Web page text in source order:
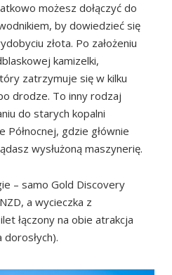
możesz dołączyć do
by dowiedzieć się
złota. Po założeniu
kamizelki,
zatrzymuje się w kilku
drodze. To inny rodzaj
do starych kopalni
Północnej, gdzie głównie
wysłużoną maszynerię.
– samo Gold Discovery
a wycieczka z
łączony na obie atrakcja